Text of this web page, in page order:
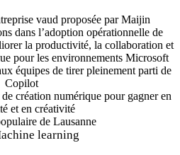
vaud proposée par Maijin
dans l’adoption opérationnelle de
la productivité, la collaboration et
pour les environnements Microsoft
équipes de tirer pleinement parti de
Copilot
de Lausanne
learning